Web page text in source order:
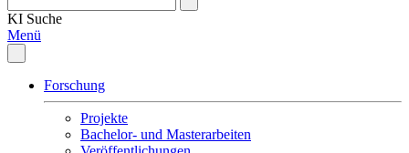
KI Suche
Menü
Forschung
Projekte
Bachelor- und Masterarbeiten